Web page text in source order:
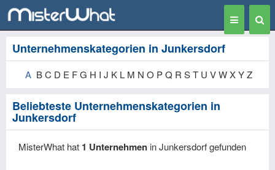
Toggle
navigation
Unternehmenskategorien in Junkersdorf
A B C D E F G H I J K L M N O P Q R S T U V W X Y Z
Beliebteste Unternehmenskategorien in
Junkersdorf
MisterWhat hat 1 Unternehmen in Junkersdorf gefunden